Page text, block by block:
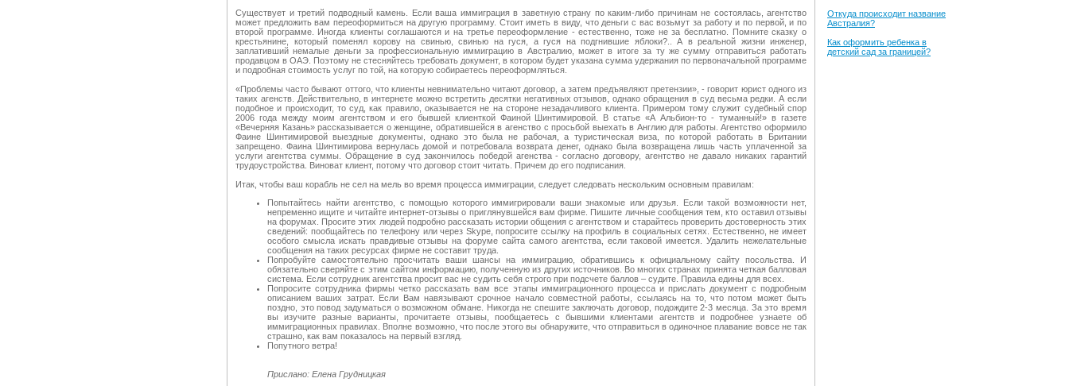
Существует и третий подводный камень. Если ваша иммиграция в заветную страну по каким-либо причинам не состоялась, агентство
может предложить вам переоформиться на другую программу. Стоит иметь в виду, что деньги с вас возьмут за работу и по первой, и по
второй программе. Иногда клиенты соглашаются и на третье переоформление - естественно, тоже не за бесплатно. Помните сказку о
крестьянине, который поменял корову на свинью, свинью на гуся, а гуся на подгнившие яблоки?.. А в реальной жизни инженер,
заплативший немалые деньги за профессиональную иммиграцию в Австралию, может в итоге за ту же сумму отправиться работать
продавцом в ОАЭ. Поэтому не стесняйтесь требовать документ, в котором будет указана сумма удержания по первоначальной программе
и подробная стоимость услуг по той, на которую собираетесь переоформляться.
«Проблемы часто бывают оттого, что клиенты невнимательно читают договор, а затем предъявляют претензии», - говорит юрист одного из
таких агенств. Действительно, в интернете можно встретить десятки негативных отзывов, однако обращения в суд весьма редки. А если
подобное и происходит, то суд, как правило, оказывается не на стороне незадачливого клиента. Примером тому служит судебный спор
2006 года между моим агентством и его бывшей клиенткой Фаиной Шинтимировой. В статье «А Альбион-то - туманный!» в газете
«Вечерняя Казань» рассказывается о женщине, обратившейся в агенство с просьбой выехать в Англию для работы. Агентство оформило
Фаине Шинтимировой выездные документы, однако это была не рабочая, а туристическая виза, по которой работать в Британии
запрещено. Фаина Шинтимирова вернулась домой и потребовала возврата денег, однако была возвращена лишь часть уплаченной за
услуги агентства суммы. Обращение в суд закончилось победой агенства - согласно договору, агентство не давало никаких гарантий
трудоустройства. Виноват клиент, потому что договор стоит читать. Причем до его подписания.
Итак, чтобы ваш корабль не сел на мель во время процесса иммиграции, следует следовать нескольким основным правилам:
Попытайтесь найти агентство, с помощью которого иммигрировали ваши знакомые или друзья. Если такой возможности нет,
непременно ищите и читайте интернет-отзывы о приглянувшейся вам фирме. Пишите личные сообщения тем, кто оставил отзывы
на форумах. Просите этих людей подробно рассказать истории общения с агентством и старайтесь проверить достоверность этих
сведений: пообщайтесь по телефону или через Skype, попросите ссылку на профиль в социальных сетях. Естественно, не имеет
особого смысла искать правдивые отзывы на форуме сайта самого агентства, если таковой имеется. Удалить нежелательные
сообщения на таких ресурсах фирме не составит труда.
Попробуйте самостоятельно просчитать ваши шансы на иммиграцию, обратившись к официальному сайту посольства. И
обязательно сверяйте с этим сайтом информацию, полученную из других источников. Во многих странах принята четкая балловая
система. Если сотрудник агентства просит вас не судить себя строго при подсчете баллов – судите. Правила едины для всех.
Попросите сотрудника фирмы четко рассказать вам все этапы иммиграционного процесса и прислать документ с подробным
описанием ваших затрат. Если Вам навязывают срочное начало совместной работы, ссылаясь на то, что потом может быть
поздно, это повод задуматься о возможном обмане. Никогда не спешите заключать договор, подождите 2-3 месяца. За это время
вы изучите разные варианты, прочитаете отзывы, пообщаетесь с бывшими клиентами агентств и подробнее узнаете об
иммиграционных правилах. Вполне возможно, что после этого вы обнаружите, что отправиться в одиночное плавание вовсе не так
страшно, как вам показалось на первый взгляд.
Попутного ветра!
Прислано: Елена Грудницкая
Откуда происходит название
Австралия?
Как оформить ребенка в
детский сад за границей?